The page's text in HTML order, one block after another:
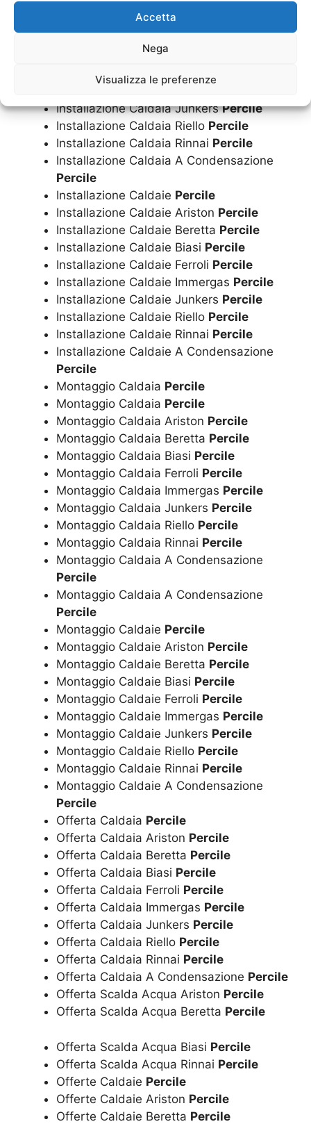
Accetta
Nega
Visualizza le preferenze
Installazione CaldaiaPercile
Installazione Caldaia Ariston
Installazione Caldaia Biasi
Installazione Caldaia Ferroli Percile
Installazione Caldaia JunkersPercile
Installazione Caldaia Riello Percile
Installazione Caldaia Rinnai Percile
Installazione Caldaia A Condensazione
Percile
Installazione Caldaie Percile
Installazione Caldaie Ariston Percile
Installazione Caldaie Beretta Percile
Installazione Caldaie Biasi Percile
Installazione Caldaie Ferroli Percile
Installazione Caldaie Immergas Percile
Installazione Caldaie Junkers Percile
Installazione Caldaie Riello Percile
Installazione Caldaie Rinnai Percile
Installazione Caldaie A Condensazione
Percile
Montaggio Caldaia Percile
Montaggio Caldaia Percile
Montaggio Caldaia Ariston Percile
Montaggio Caldaia Beretta Percile
Montaggio Caldaia Biasi Percile
Montaggio Caldaia Ferroli Percile
Montaggio Caldaia Immergas Percile
Montaggio Caldaia Junkers Percile
Montaggio Caldaia Riello Percile
Montaggio Caldaia Rinnai Percile
Montaggio Caldaia A Condensazione
Percile
Montaggio Caldaia A Condensazione
Percile
Montaggio Caldaie Percile
Montaggio Caldaie Ariston Percile
Montaggio Caldaie Beretta Percile
Montaggio Caldaie Biasi Percile
Montaggio Caldaie Ferroli Percile
Montaggio Caldaie Immergas Percile
Montaggio Caldaie Junkers Percile
Montaggio Caldaie Riello Percile
Montaggio Caldaie Rinnai Percile
Montaggio Caldaie A Condensazione
Percile
Offerta Caldaia Percile
Offerta Caldaia Ariston Percile
Offerta Caldaia Beretta Percile
Offerta Caldaia Biasi Percile
Offerta Caldaia Ferroli Percile
Offerta Caldaia Immergas Percile
Offerta Caldaia Junkers Percile
Offerta Caldaia Riello Percile
Offerta Caldaia Rinnai Percile
Offerta Caldaia A Condensazione Percile
Offerta Scalda Acqua Ariston Percile
Offerta Scalda Acqua Beretta Percile
Offerta Scalda Acqua Biasi Percile
Offerta Scalda Acqua Rinnai Percile
Offerte Caldaie Percile
Offerte Caldaie Ariston Percile
Offerte Caldaie Beretta Percile